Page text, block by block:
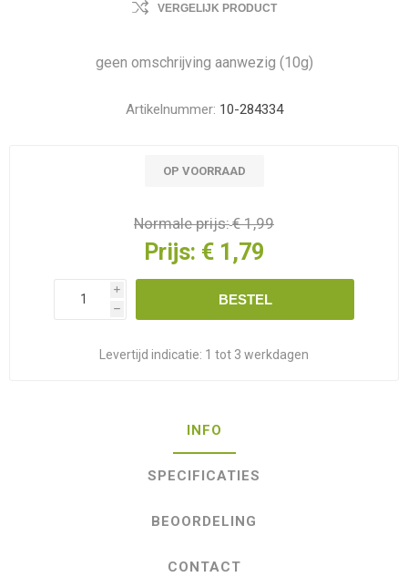
VERGELIJK PRODUCT
geen omschrijving aanwezig (10g)
Artikelnummer: 10-284334
OP VOORRAAD
Normale prijs:€ 1,99
Prijs: € 1,79
i
h
BESTEL
Levertijd indicatie: 1 tot 3 werkdagen
INFO
SPECIFICATIES
BEOORDELING
CONTACT